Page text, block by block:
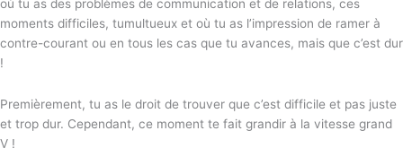
où tu as des problèmes de communication et de relations, ces
moments difficiles, tumultueux et où tu as l’impression de ramer à
contre-courant ou en tous les cas que tu avances, mais que c’est dur
!
Premièrement, tu as le droit de trouver que c’est difficile et pas juste
et trop dur. Cependant, ce moment te fait grandir à la vitesse grand
V !